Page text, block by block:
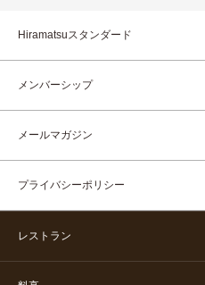
Hiramatsuスタンダード
メンバーシップ
メールマガジン
プライバシーポリシー
レストラン